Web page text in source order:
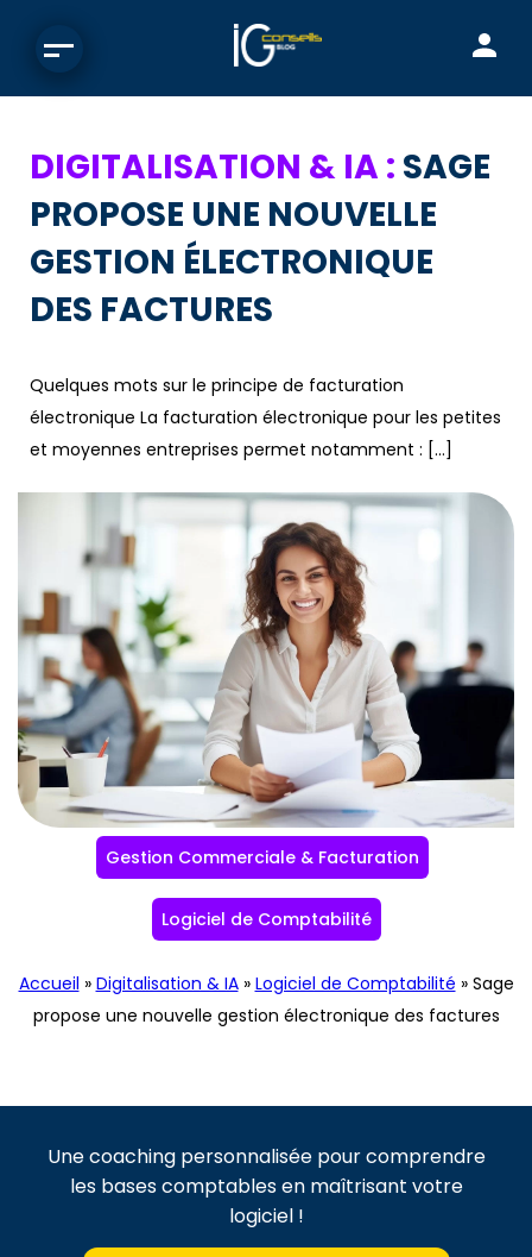
DIGITALISATION & IA : SAGE
PROPOSE UNE NOUVELLE
GESTION ÉLECTRONIQUE
DES FACTURES
Quelques mots sur le principe de facturation
électronique La facturation électronique pour les petites
et moyennes entreprises permet notamment : […]
Gestion Commerciale & Facturation
Logiciel de Comptabilité
Accueil » Digitalisation & IA» Logiciel de Comptabilité » Sage
propose une nouvelle gestion électronique des factures
Une coaching personnalisée pour comprendre
les bases comptables en maîtrisant votre
logiciel !